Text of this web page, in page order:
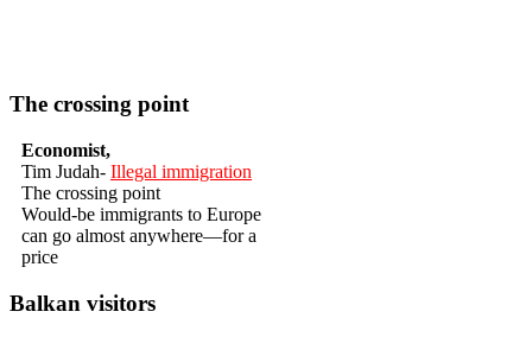
The crossing point
Economist,
Tim Judah- Illegal immigration
The crossing point
Would-be immigrants to Europe
can go almost anywhere—for a
price
Balkan visitors